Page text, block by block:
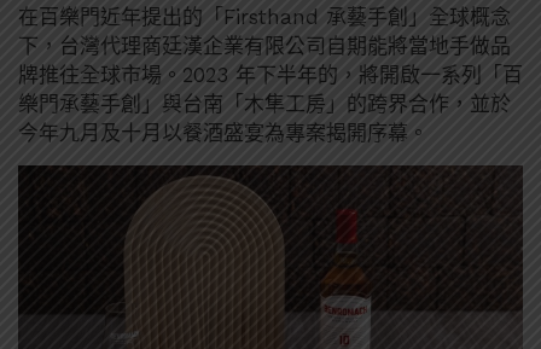
在百樂門近年提出的「Firsthand 承藝手創」全球概念
下，台灣代理商廷漢企業有限公司自期能將當地手做品
牌推往全球市場。2023 年下半年的，將開啟一系列「百
樂門承藝手創」與台南「木隼工房」的跨界合作，並於
今年九月及十月以餐酒盛宴為專案揭開序幕。